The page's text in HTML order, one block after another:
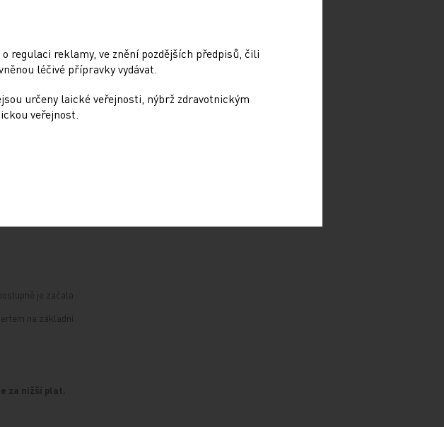
Mají
zařazení této
je začala
na základní
za nižší plat.
regulaci reklamy, ve znění pozdějších předpisů, čili
léčivé přípravky vydávat.
určeny laické veřejnosti, nýbrž zdravotnickým
veřejnost.